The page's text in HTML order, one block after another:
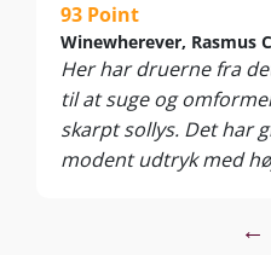
Njut av det som ett mysigt
saftiga biffar, vilt, fläskstek,
Servera vid 16-18°C
93 Point
Winewherever, Rasmus
Her har druerne fra
til at suge og
skarpt sollys. Det har
modent udtryk med
←